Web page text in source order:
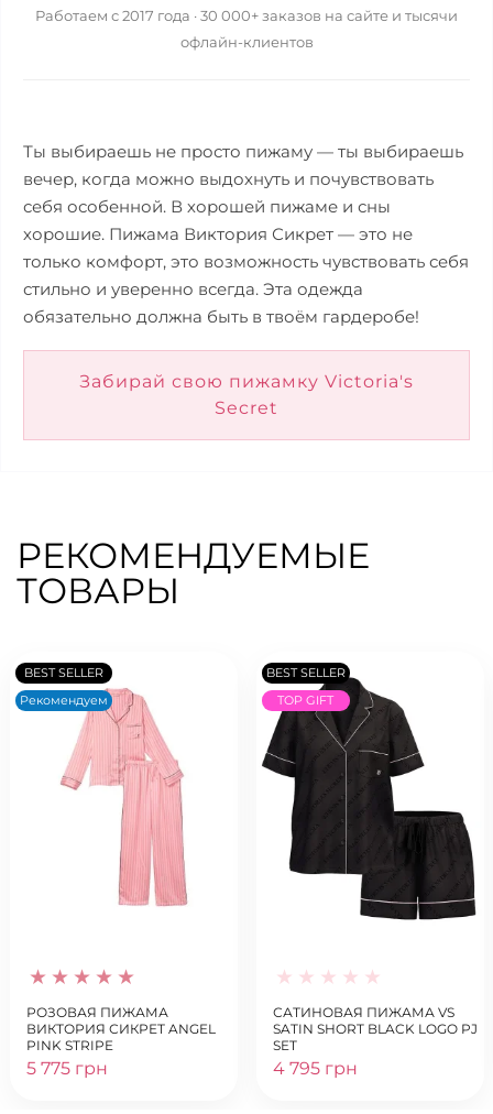
Работаем с 2017 года · 30 000+ заказов на сайте и тысячи
офлайн-клиентов
Ты выбираешь не просто пижаму — ты выбираешь
вечер, когда можно выдохнуть и почувствовать
себя особенной. В хорошей пижаме и сны
хорошие. Пижама Виктория Сикрет — это не
только комфорт, это возможность чувствовать себя
стильно и уверенно всегда. Эта одежда
обязательно должна быть в твоём гардеробе!
Забирай свою пижамку Victoria's
Secret
РЕКОМЕНДУЕМЫЕ
ТОВАРЫ
BEST SELLER
Рекомендуем
РОЗОВАЯ ПИЖАМА
ВИКТОРИЯ СИКРЕТ ANGEL
PINK STRIPE
5 775 грн
BEST SELLER
TOP GIFT
САТИНОВАЯ ПИЖАМА VS
SATIN SHORT BLACK LOGO PJ
SET
4 795 грн